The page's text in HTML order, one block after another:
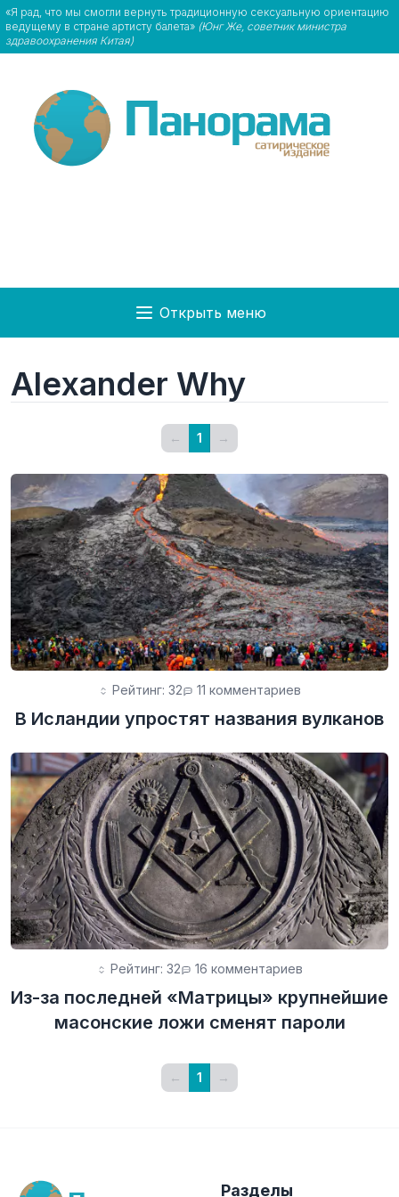
«Я рад, что мы смогли вернуть традиционную сексуальную ориентацию
ведущему в стране артисту балета» (Юнг Же, советник министра
здравоохранения Китая)
Открыть меню
Alexander Why
← 1 →
Рейтинг: 32 11 комментариев
В Исландии упростят названия вулканов
Рейтинг: 32 16 комментариев
Из-за последней «Матрицы» крупнейшие
масонские ложи сменят пароли
← 1 →
Разделы